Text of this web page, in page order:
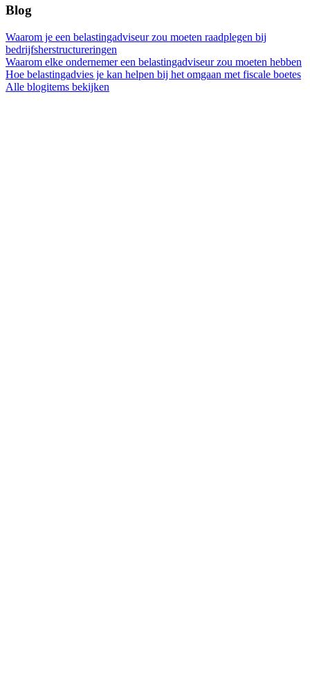
Blog
Waarom je een belastingadviseur zou moeten raadplegen bij
bedrijfsherstructureringen
Waarom elke ondernemer een belastingadviseur zou moeten hebben
Hoe belastingadvies je kan helpen bij het omgaan met fiscale boetes
Alle blogitems bekijken